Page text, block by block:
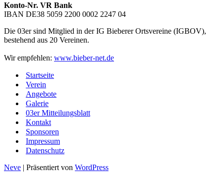
Konto-Nr. VR Bank
IBAN DE38 5059 2200 0002 2247 04
Die 03er sind Mitglied in der IG Bieberer Ortsvereine (IGBOV),
bestehend aus 20 Vereinen.
Wir empfehlen: www.bieber-net.de
Startseite
Verein
Angebote
Galerie
03er Mitteilungsblatt
Kontakt
Sponsoren
Impressum
Datenschutz
Neve | Präsentiert von WordPress